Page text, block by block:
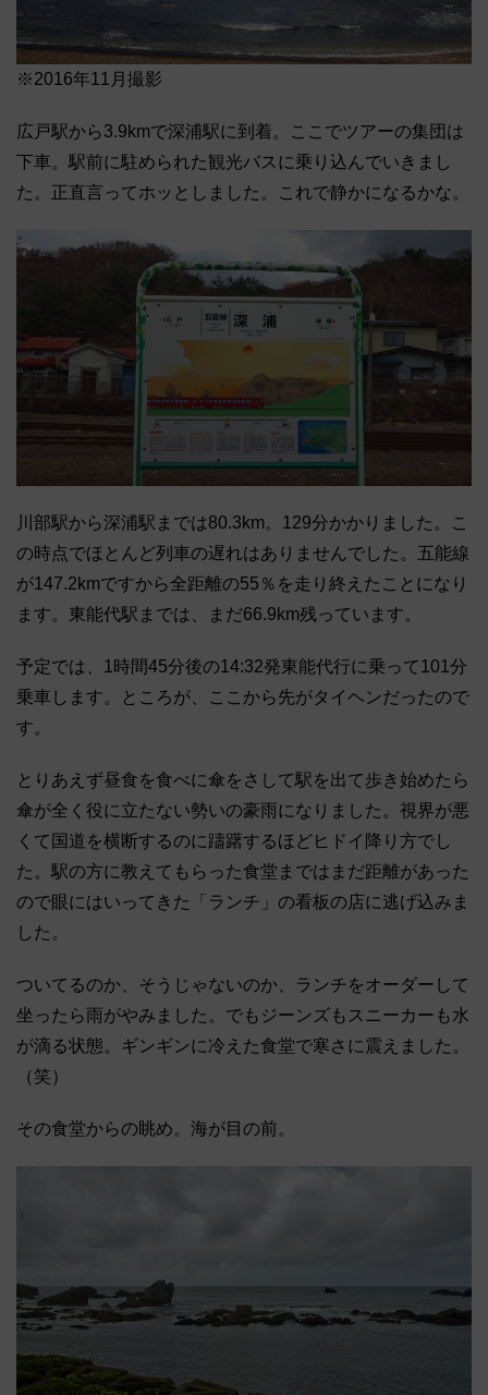
※2016年11月撮影
広戸駅から3.9kmで深浦駅に到着。ここでツアーの集団は
下車。駅前に駐められた観光バスに乗り込んでいきまし
た。正直言ってホッとしました。これで静かになるかな。
川部駅から深浦駅までは80.3km。129分かかりました。こ
の時点でほとんど列車の遅れはありませんでした。五能線
が147.2kmですから全距離の55％を走り終えたことになり
ます。東能代駅までは、まだ66.9km残っています。
予定では、1時間45分後の14:32発東能代行に乗って101分
乗車します。ところが、ここから先がタイヘンだったので
す。
とりあえず昼食を食べに傘をさして駅を出て歩き始めたら
傘が全く役に立たない勢いの豪雨になりました。視界が悪
くて国道を横断するのに躊躇するほどヒドイ降り方でし
た。駅の方に教えてもらった食堂まではまだ距離があった
ので眼にはいってきた「ランチ」の看板の店に逃げ込みま
した。
ついてるのか、そうじゃないのか、ランチをオーダーして
坐ったら雨がやみました。でもジーンズもスニーカーも水
が滴る状態。ギンギンに冷えた食堂で寒さに震えました。
（笑）
その食堂からの眺め。海が目の前。